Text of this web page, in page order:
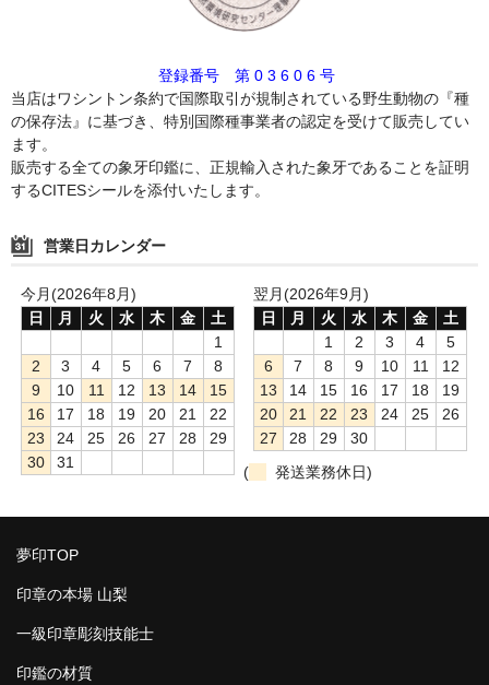
登録番号 第 0 3 6 0 6 号
当店はワシントン条約で国際取引が規制されている野生動物の『種
の保存法』に基づき、特別国際種事業者の認定を受けて販売してい
ます。
販売する全ての象牙印鑑に、正規輸入された象牙であることを証明
するCITESシールを添付いたします。
営業日カレンダー
今月(2026年8月)
日
月 火 水 木 金
土
1
2
3 4 5 6 7
8
9
10 11 12 13 14
15
16
17 18 19 20 21
22
23
24 25 26 27 28
29
30
31
翌月(2026年9月)
日
月 火 水 木 金
土
1
2 3 4
5
6
7 8 9 10 11
12
13
14 15 16 17 18
19
20
21 22 23 24 25
26
27
28 29
30
(
発送業務休日)
夢印TOP
印章の本場 山梨
一級印章彫刻技能士
印鑑の材質